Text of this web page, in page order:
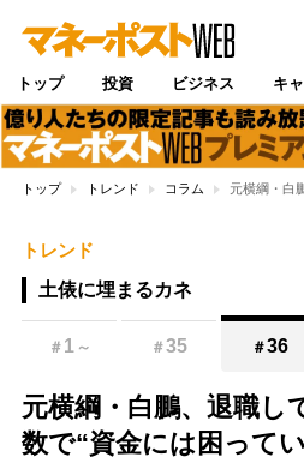
トップ 投資 ビジネス キ
トップ トレンド コラム 元横綱・白
トレンド
土俵に埋まるカネ
＃ 1 ～ ＃35 ＃36
元横綱・白鵬、退職し
数で“資金には困って